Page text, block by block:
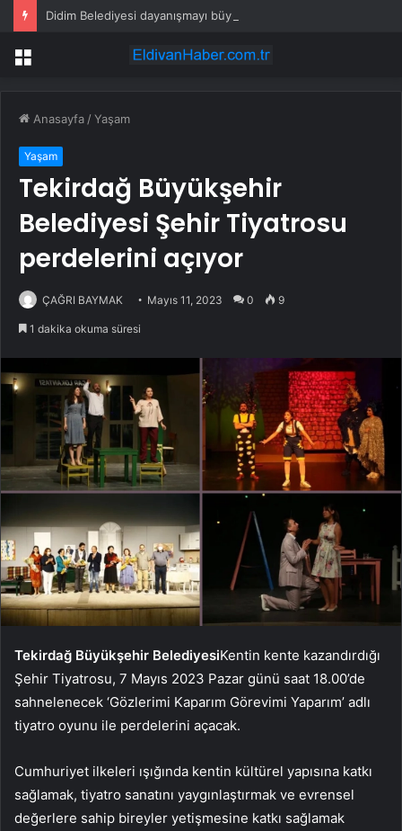
Didim Belediyesi dayanışmayı büyütüyor
Menü
Anasayfa /Yaşam
Yaşam
Tekirdağ Büyükşehir
Belediyesi Şehir Tiyatrosu
perdelerini açıyor
ÇAĞRI BAYMAK Mayıs 11, 2023 0 9
1 dakika okuma süresi
Tekirdağ Büyükşehir BelediyesiKentin kente kazandırdığı
Şehir Tiyatrosu, 7 Mayıs 2023 Pazar günü saat 18.00’de
sahnelenecek ‘Gözlerimi Kaparım Görevimi Yaparım’ adlı
tiyatro oyunu ile perdelerini açacak.
Cumhuriyet ilkeleri ışığında kentin kültürel yapısına katkı
sağlamak, tiyatro sanatını yaygınlaştırmak ve evrensel
değerlere sahip bireyler yetişmesine katkı sağlamak